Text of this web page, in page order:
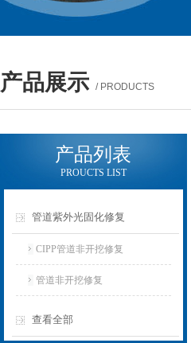
产品展示 / PRODUCTS
产品列表
PROUCTS LIST
管道紫外光固化修复
CIPP管道非开挖修复
管道非开挖修复
查看全部